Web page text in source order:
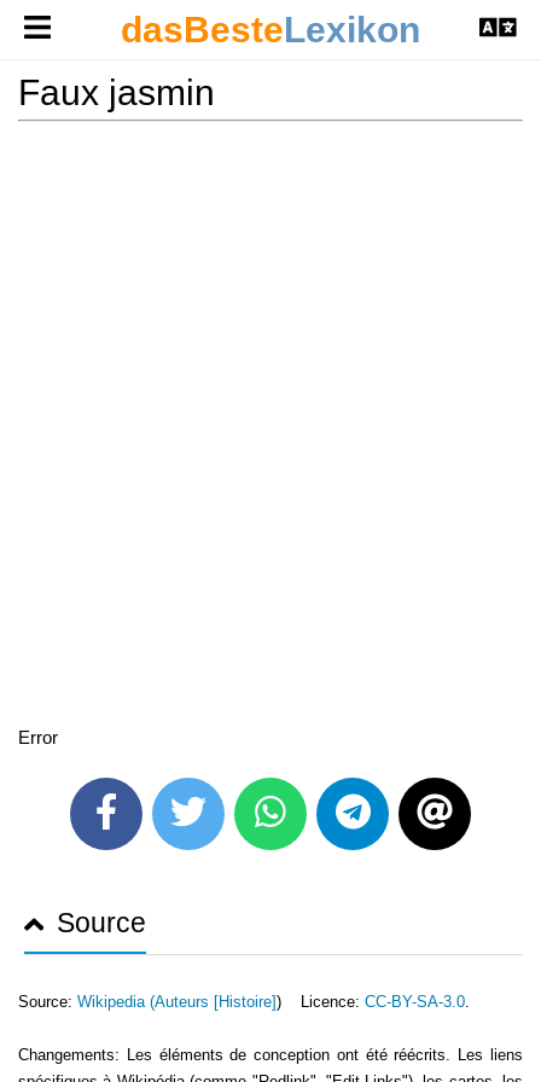
dasBesteLexikon
Faux jasmin
Error
Source
Source: Wikipedia (Auteurs [Histoire]) Licence: CC-BY-SA-3.0.
Changements: Les éléments de conception ont été réécrits. Les liens